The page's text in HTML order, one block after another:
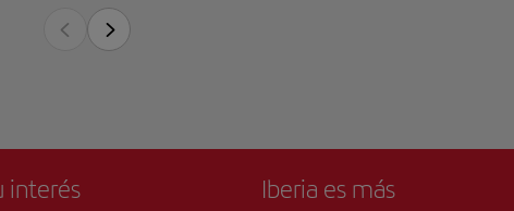
un faro en la cima que ofrece impresionantes vistas de la ciudad y del
río Guayas. El barrio es un centro cultural. No hay nada que se
disfrute más que pasear por sus estrechas calles, admirar su increíble
interés Iberia es más